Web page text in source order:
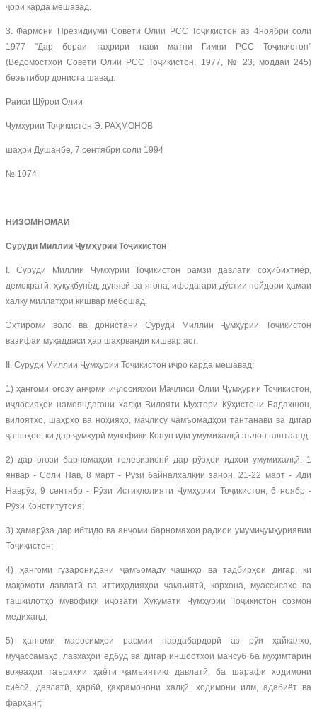
ҷорӣ карда мешавад.
3. Фармони Президиуми Совети Олии РСС Тоҷикистон аз 4ноябри соли
1977 "Дар бораи таҳрири нави матни Гимни РСС Тоҷикистон"
(Ведомостҳои Совети Олии РСС Тоҷикистон, 1977, № 23, моддаи 245)
беэътибор дониста шавад.
Раиси Шӯрои Олии
Ҷумҳурии Тоҷикистон Э. РАҲМОНОВ
шаҳри Душанбе, 7 сентябри соли 1994
№ 1074
НИЗОМНОМАИ
Суруди Миллии Ҷумҳурии Тоҷикистон
I. Суруди Миллии Ҷумҳурии Тоҷикистон рамзи давлати соҳибихтиёр,
демократӣ, ҳуқуқбунёд, дунявӣ ва ягона, ифодагари дӯстии пойдори ҳамаи
халқу миллатҳои кишвар мебошад.
Эҳтироми воло ва донистани Суруди Миллии Ҷумҳурии Тоҷикистон
вазифаи муқаддаси ҳар шаҳрванди кишвар аст.
II. Суруди Миллии Ҷумҳурии Тоҷикистон иҷро карда мешавад:
1) ҳангоми оғозу анҷоми иҷлосияҳои Маҷлиси Олии Ҷумҳурии Тоҷикистон,
иҷлосияҳои намояндагони халқи Вилояти Мухтори Кӯҳистони Бадахшон,
вилоятҳо, шаҳрҳо ва ноҳияҳо, маҷлису ҷамъомадҳои тантанавӣ ва дигар
ҷашнҳое, ки дар ҷумҳурӣ мувофиқи Қонун иди умумихалқӣ эълон гаштаанд;
2) дар оғози барномаҳои телевизионӣ дар рӯзҳои идҳои умумихалқӣ: 1
январ - Соли Нав, 8 март - Рӯзи байналхалқии занон, 21-22 март - Иди
Наврӯз, 9 сентябр - Рӯзи Истиқлолияти Ҷумҳурии Тоҷикистон, 6 ноябр -
Рӯзи Конститутсия;
3) ҳамарӯза дар ибтидо ва анҷоми барномаҳои радиои умумиҷумҳуриявии
Тоҷикистон;
4) ҳангоми гузаронидани ҷамъомаду ҷашнҳо ва тадбирҳои дигар, ки
мақомоти давлатӣ ва иттиҳодияҳои ҷамъиятӣ, корхона, муассисаҳо ва
ташкилотҳо мувофиқи иҷозати Ҳукумати Ҷумҳурии Тоҷикистон созмон
медиҳанд;
5) ҳангоми маросимҳои расмии пардабардорӣ аз рӯи ҳайкалҳо,
муҷассамаҳо, лавҳаҳои ёдбуд ва дигар иншоотҳои мансуб ба муҳимтарин
воқеаҳои таърихии ҳаёти ҷамъиятию давлатӣ, ба шарафи ходимони
сиёсӣ, давлатӣ, ҳарбӣ, қаҳрамонони халқӣ, ходимони илм, адабиёт ва
фарҳанг;